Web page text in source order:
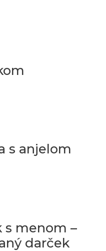
s anjelom
s menom –
darček